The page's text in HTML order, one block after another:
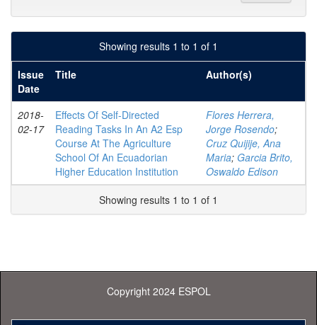
Showing results 1 to 1 of 1
Issue
Date
Title Author(s)
2018-
02-17
Effects Of Self-Directed
Reading Tasks In An A2 Esp
Course At The Agriculture
School Of An Ecuadorian
Higher Education Institution
Flores Herrera,
Jorge Rosendo;
Cruz Quijije, Ana
Maria; Garcia Brito,
Oswaldo Edison
Showing results 1 to 1 of 1
Copyright 2024 ESPOL